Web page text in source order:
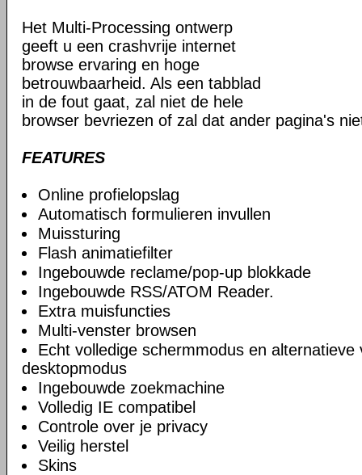
Het Multi-Processing ontwerp
geeft u een crashvrije internet
browse ervaring en hoge
betrouwbaarheid. Als een tabblad
in de fout gaat, zal niet de hele
browser bevriezen of zal dat ander pagina's
FEATURES
Online profielopslag
Automatisch formulieren invullen
Muissturing
Flash animatiefilter
Ingebouwde reclame/pop-up blokkade
Ingebouwde RSS/ATOM Reader.
Extra muisfuncties
Multi-venster browsen
Echt volledige schermmodus en alternatieve
desktopmodus
Ingebouwde zoekmachine
Volledig IE compatibel
Controle over je privacy
Veilig herstel
Skins